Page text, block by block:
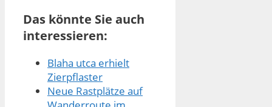
Das könnte Sie auch
interessieren:
Blaha utca erhielt
Zierpflaster
Neue Rastplätze auf